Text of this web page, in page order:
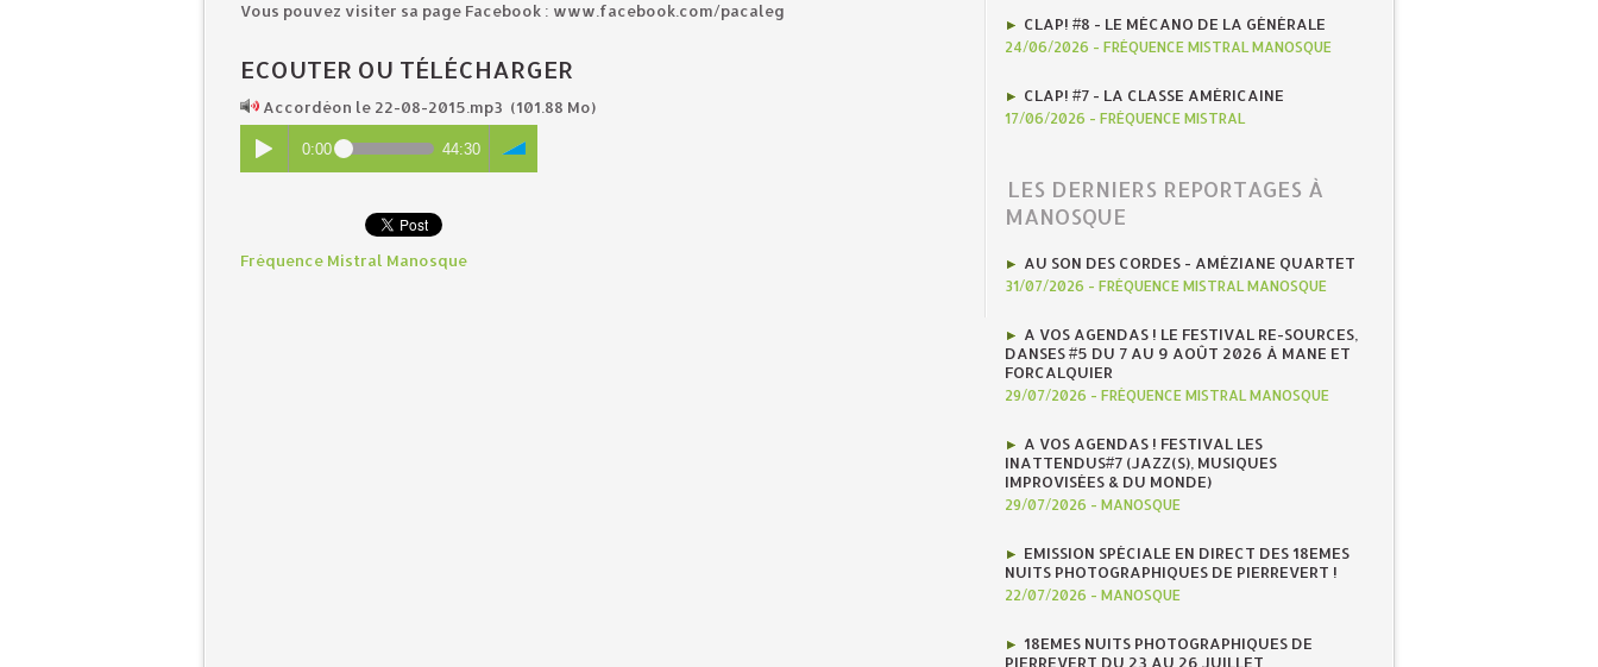
Vous pouvez visiter sa page Facebook : www.facebook.com/pacaleg
ECOUTER OU TÉLÉCHARGER
Accordéon le 22-08-2015.mp3 (101.88 Mo)
0:00 44:30
Fréquence Mistral Manosque
CLAP! #8 - LE MÉCANO DE LA GÉNÉRALE
24/06/2026 - FRÉQUENCE MISTRAL MANOSQUE
CLAP! #7 - LA CLASSE AMÉRICAINE
17/06/2026 - FRÉQUENCE MISTRAL
LES DERNIERS REPORTAGES À
MANOSQUE
AU SON DES CORDES - AMÉZIANE QUARTET
31/07/2026 - FRÉQUENCE MISTRAL MANOSQUE
A VOS AGENDAS ! LE FESTIVAL RE-SOURCES,
DANSES #5 DU 7 AU 9 AOÛT 2026 À MANE ET
FORCALQUIER
29/07/2026 - FRÉQUENCE MISTRAL MANOSQUE
A VOS AGENDAS ! FESTIVAL LES
INATTENDUS#7 (JAZZ(S), MUSIQUES
IMPROVISÉES & DU MONDE)
29/07/2026 - MANOSQUE
EMISSION SPÉCIALE EN DIRECT DES 18EMES
NUITS PHOTOGRAPHIQUES DE PIERREVERT !
22/07/2026 - MANOSQUE
18EMES NUITS PHOTOGRAPHIQUES DE
PIERREVERT DU 23 AU 26 JUILLET